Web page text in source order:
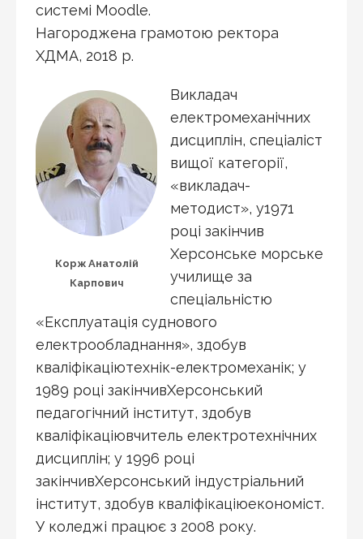
системі Moodle.
Нагороджена грамотою ректора
ХДМА, 2018 р.
Корж Анатолій
Карпович
Викладач
електромеханічних
дисциплін, спеціаліст
вищої категорії,
«викладач-
методист», у1971
році закінчив
Херсонське морське
училище за
спеціальністю
«Експлуатація суднового
електрообладнання», здобув
кваліфікаціютехнік-електромеханік; у
1989 році закінчивХерсонський
педагогічний інститут, здобув
кваліфікаціювчитель електротехнічних
дисциплін; у 1996 році
закінчивХерсонський індустріальний
інститут, здобув кваліфікаціюекономіст.
У коледжі працює з 2008 року.